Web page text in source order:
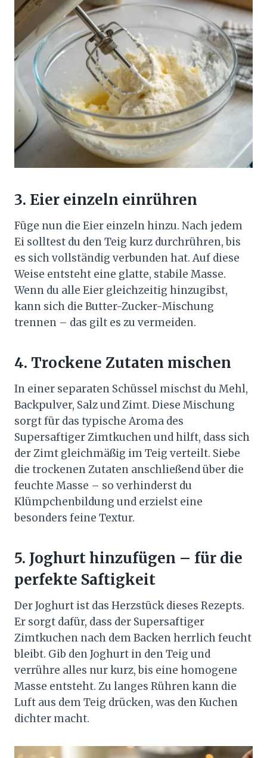
3. Eier einzeln einrühren
Füge nun die Eier einzeln hinzu. Nach jedem
Ei solltest du den Teig kurz durchrühren, bis
es sich vollständig verbunden hat. Auf diese
Weise entsteht eine glatte, stabile Masse.
Wenn du alle Eier gleichzeitig hinzugibst,
kann sich die Butter-Zucker-Mischung
trennen – das gilt es zu vermeiden.
4. Trockene Zutaten mischen
In einer separaten Schüssel mischst du Mehl,
Backpulver, Salz und Zimt. Diese Mischung
sorgt für das typische Aroma des
Supersaftiger Zimtkuchen und hilft, dass sich
der Zimt gleichmäßig im Teig verteilt. Siebe
die trockenen Zutaten anschließend über die
feuchte Masse – so verhinderst du
Klümpchenbildung und erzielst eine
besonders feine Textur.
5. Joghurt hinzufügen – für die
perfekte Saftigkeit
Der Joghurt ist das Herzstück dieses Rezepts.
Er sorgt dafür, dass der Supersaftiger
Zimtkuchen nach dem Backen herrlich feucht
bleibt. Gib den Joghurt in den Teig und
verrühre alles nur kurz, bis eine homogene
Masse entsteht. Zu langes Rühren kann die
Luft aus dem Teig drücken, was den Kuchen
dichter macht.